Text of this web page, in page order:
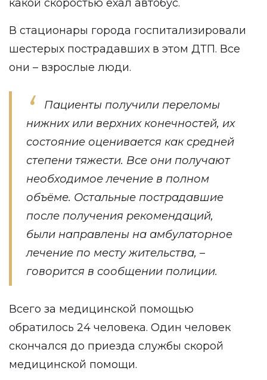
какой скоростью ехал автобус.
В стационары города госпитализировали
шестерых пострадавших в этом ДТП. Все
они – взрослые люди.
Пациенты получили переломы
нижних или верхних конечностей, их
состояние оценивается как средней
степени тяжести. Все они получают
необходимое лечение в полном
объёме. Остальные пострадавшие
после получения рекомендаций,
были направлены на амбулаторное
лечение по месту жительства, –
говорится в сообщении полиции.
Всего за медицинской помощью
обратилось 24 человека. Один человек
скончался до приезда службы скорой
медицинской помощи.